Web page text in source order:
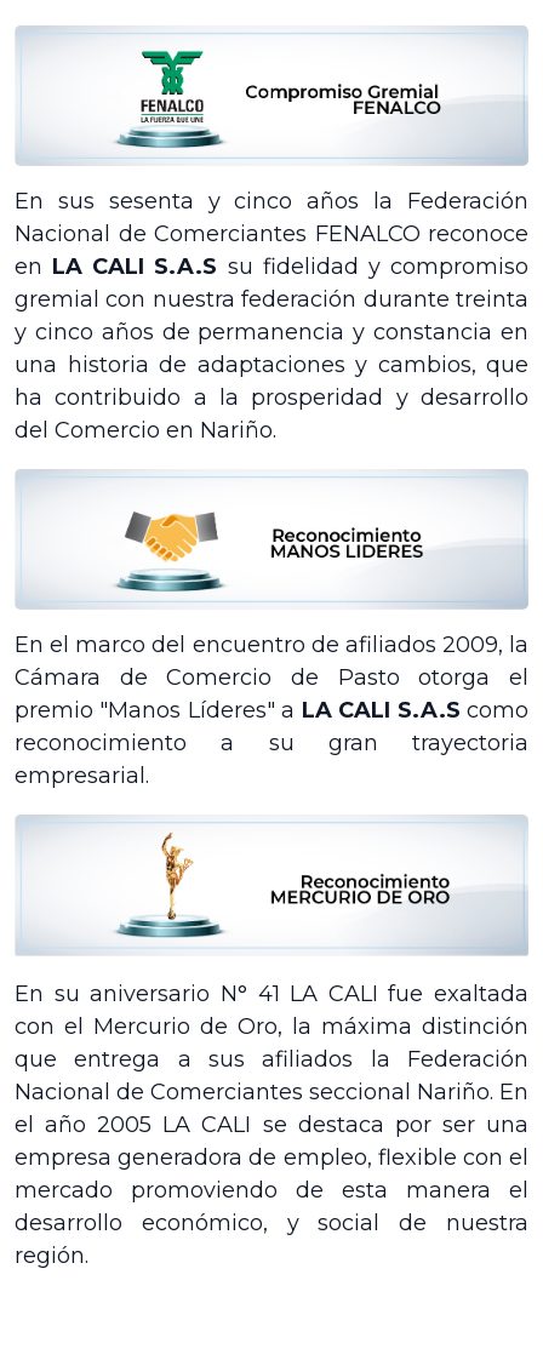
En sus sesenta y cinco años la Federación
Nacional de Comerciantes FENALCO reconoce
en LA CALI S.A.S su fidelidad y compromiso
gremial con nuestra federación durante treinta
y cinco años de permanencia y constancia en
una historia de adaptaciones y cambios, que
ha contribuido a la prosperidad y desarrollo
del Comercio en Nariño.
En el marco del encuentro de afiliados 2009, la
Cámara de Comercio de Pasto otorga el
premio "Manos Líderes" a LA CALI S.A.S como
reconocimiento a su gran trayectoria
empresarial.
En su aniversario N° 41 LA CALI fue exaltada
con el Mercurio de Oro, la máxima distinción
que entrega a sus afiliados la Federación
Nacional de Comerciantes seccional Nariño. En
el año 2005 LA CALI se destaca por ser una
empresa generadora de empleo, flexible con el
mercado promoviendo de esta manera el
desarrollo económico, y social de nuestra
región.